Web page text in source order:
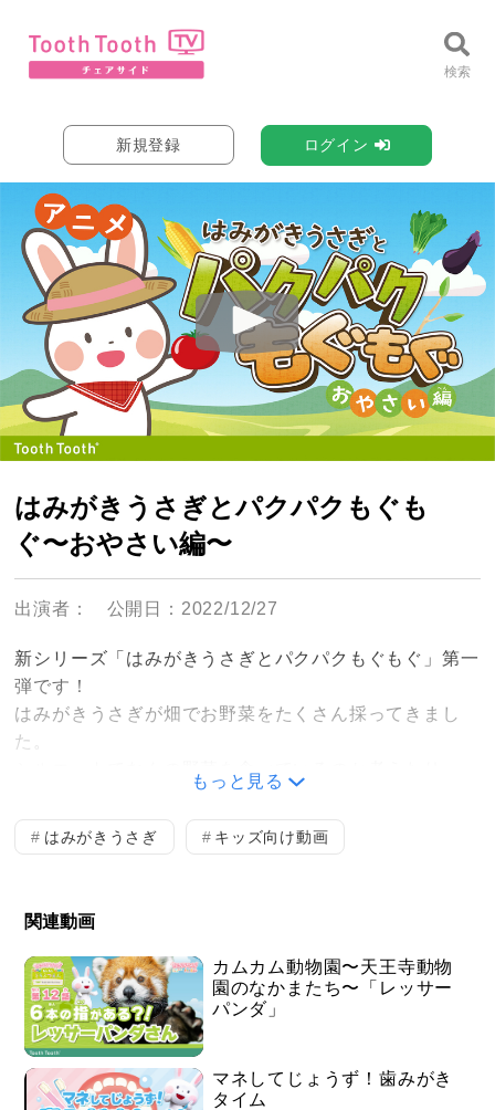
新規登録 ログイン
はみがきうさぎとパクパクもぐも
ぐ〜おやさい編〜
出演者： 公開日：2022/12/27
新シリーズ「はみがきうさぎとパクパクもぐもぐ」第一
弾です！
はみがきうさぎが畑でお野菜をたくさん採ってきまし
た。
シルエットでなんの野菜を食べているのか考えたり、
はみがきうさぎが美味しそうに食べている様子を見るこ
とができたりと
お子さんも夢中になってご覧いただけること間違いなし
そして食後の歯みがきの重要性をお伝えできる動画とな
っております。
もっと見る
はみがきうさぎ キッズ向け動画
関連動画
カムカム動物園〜天王寺動物
園のなかまたち〜「レッサー
パンダ」
マネしてじょうず！歯みがき
タイム